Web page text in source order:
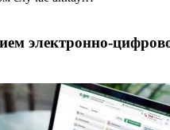
электронно-